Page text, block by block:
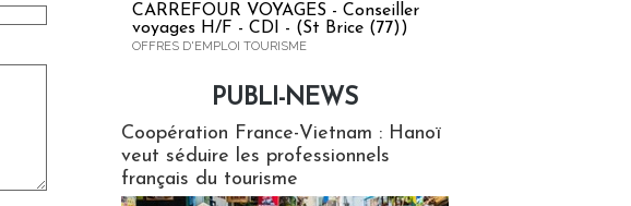
CARREFOUR VOYAGES - Conseiller
voyages H/F - CDI - (St Brice (77))
OFFRES D'EMPLOI TOURISME
PUBLI-NEWS
Coopération France-Vietnam : Hanoï
veut séduire les professionnels
français du tourisme